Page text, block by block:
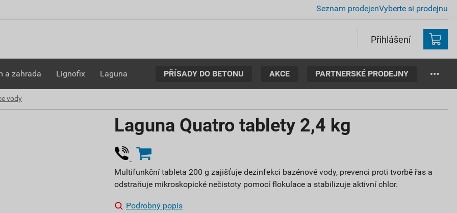
Seznam prodejenVyberte si prodejnu
Přihlášení
a zahrada Lignofix Laguna PŘÍSADY DO BETONU AKCE PARTNERSKÉ PRODEJNY
vody
Laguna Quatro tablety 2,4 kg
Multifunkční tableta 200 g zajišťuje dezinfekci bazénové vody, prevenci proti tvorbě řas a
odstraňuje mikroskopické nečistoty pomocí flokulace a stabilizuje aktivní chlor.
Podrobný popis